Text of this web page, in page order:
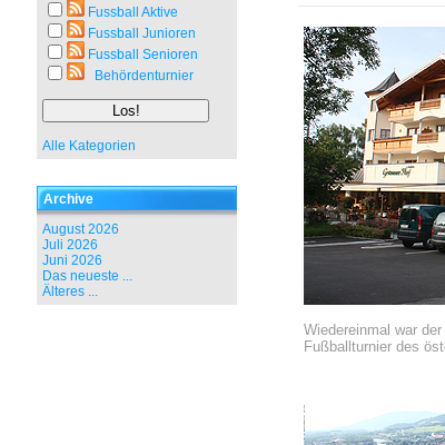
Fussball Aktive
Fussball Junioren
Fussball Senioren
Behördenturnier
Alle Kategorien
Archive
August 2026
Juli 2026
Juni 2026
Das neueste ...
Älteres ...
Wiedereinmal war
Fußballturnier des